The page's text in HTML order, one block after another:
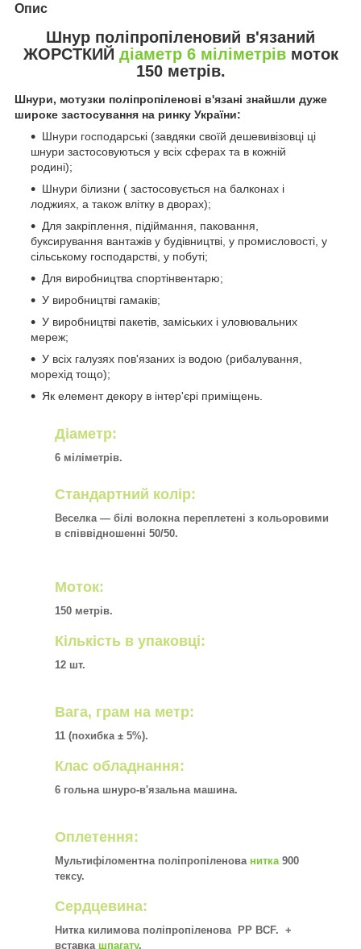
Опис
Шнур поліпропіленовий в'язаний
ЖОРСТКИЙ діаметр 6 міліметрівмоток
150 метрів.
Шнури, мотузки поліпропіленові в'язані знайшли дуже
широке застосування на ринку України:
Шнури господарські (завдяки своїй дешевивізовці ці
шнури застосовуються у всіх сферах та в кожній
родині);
Шнури білизни ( застосовується на балконах і
лоджиях, а також влітку в дворах);
Для закріплення, підіймання, паковання,
буксирування вантажів у будівництві, у промисловості, у
сільському господарстві, у побуті;
Для виробництва спортінвентарю;
У виробництві гамаків;
У виробництві пакетів, заміських і уловювальних
мереж;
У всіх галузях пов'язаних із водою (рибалування,
морехід тощо);
Як елемент декору в інтер'єрі приміщень.
Діаметр:
6 міліметрів.
Стандартний колір:
Веселка — білі волокна переплетені з кольоровими
в співвідношенні 50/50.
Моток:
150 метрів.
Кількість в упаковці:
12 шт.
Вага, грам на метр:
11 (похибка ± 5%).
Клас обладнання:
6 гольна шнуро-в'язальна машина.
Оплетення:
Мультифіломентна поліпропіленова нитка900
тексу.
Сердцевина:
Нитка килимова поліпропіленова PP BCF. +
вставка шпагату.